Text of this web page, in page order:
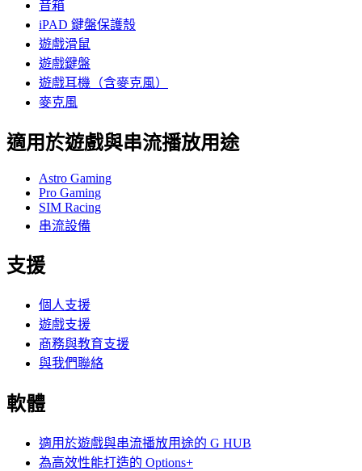
音箱
iPAD 鍵盤保護殼
遊戲滑鼠
遊戲鍵盤
遊戲耳機（含麥克風）
麥克風
適用於遊戲與串流播放用途
Astro Gaming
Pro Gaming
SIM Racing
串流設備
支援
個人支援
遊戲支援
商務與教育支援
與我們聯絡
軟體
適用於遊戲與串流播放用途的 G HUB
為高效性能打造的 Options+